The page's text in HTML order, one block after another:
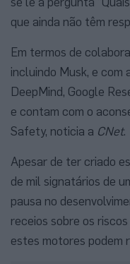
que ainda não têm
Em termos de
incluindo Musk, e com
DeepMind, Google
e contam com o
Safety, noticia a CNet.
Apesar de ter criado
de mil signatários de
pausa no
receios sobre os
estes motores podem